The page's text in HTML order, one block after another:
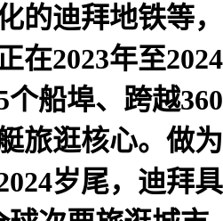
的迪拜地铁等
在2023年至
船埠、跨越
旅逛核心。做
岁尾，迪拜具